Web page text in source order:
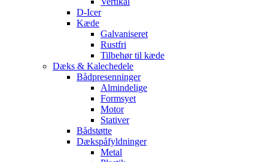
D-Icer
Kæde
Galvaniseret
Rustfri
Tilbehør til kæde
Dæks & Kalechedele
Bådpresenninger
Almindelige
Formsyet
Motor
Stativer
Bådstøtte
Dækspåfyldninger
Metal